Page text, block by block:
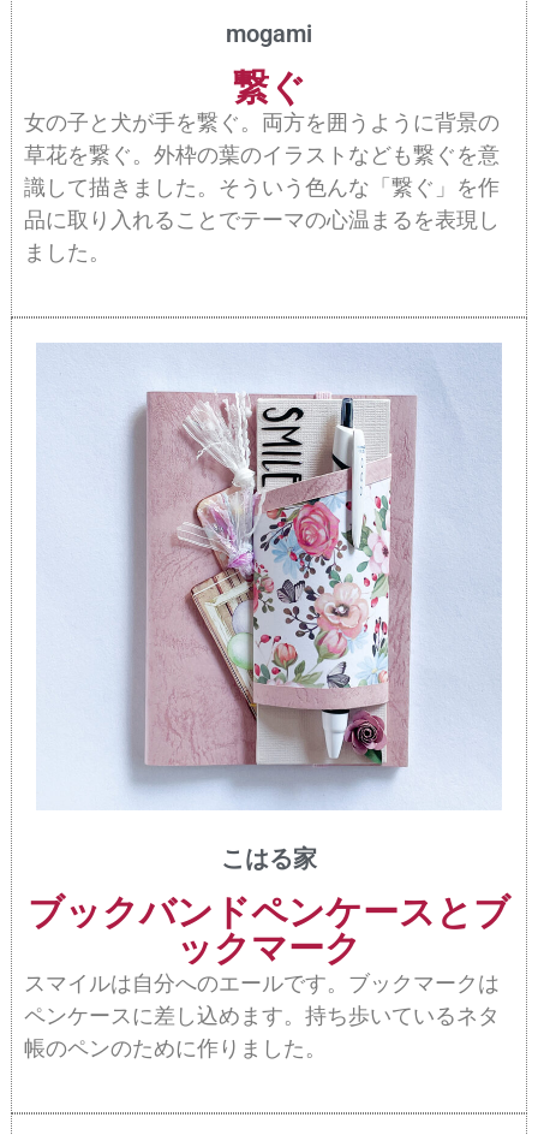
mogami
繋ぐ
女の子と犬が手を繋ぐ。両方を囲うように背景の
草花を繋ぐ。外枠の葉のイラストなども繋ぐを意
識して描きました。そういう色んな「繋ぐ」を作
品に取り入れることでテーマの心温まるを表現し
ました。
こはる家
ブックバンドペンケースとブ
ックマーク
スマイルは自分へのエールです。ブックマークは
ペンケースに差し込めます。持ち歩いているネタ
帳のペンのために作りました。